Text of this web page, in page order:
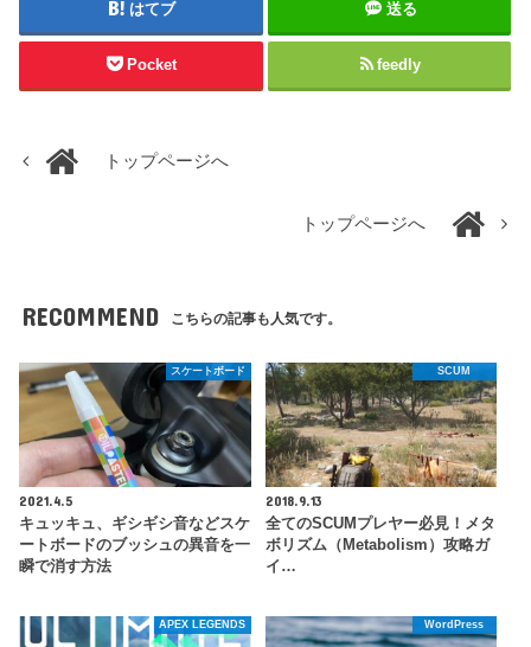
はてブ 送る
Pocket feedly
トップページへ
トップページへ
RECOMMEND こちらの記事も人気です。
スケートボード
2021.4.5
キュッキュ、ギシギシ音などスケ
ートボードのブッシュの異音を一
瞬で消す方法
SCUM
2018.9.13
全てのSCUMプレヤー必見！メタ
ボリズム（Metabolism）攻略ガ
イ…
APEX LEGENDS WordPress